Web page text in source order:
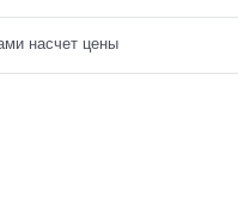
насчет цены